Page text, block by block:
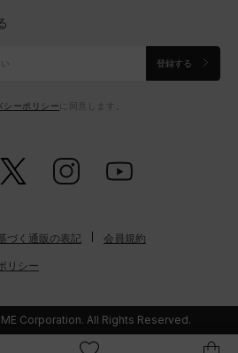
登録する
シーポリシー に同意します。
づく通販の表記 会員規約
リシー
Corporation. All Rights Reserved.